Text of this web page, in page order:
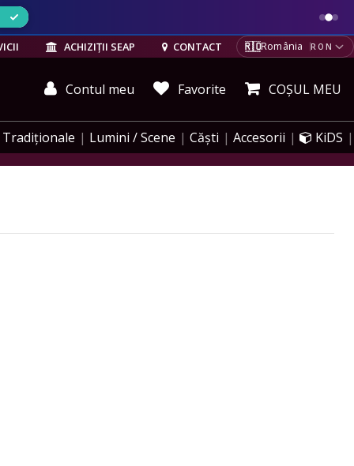
ACHIZIȚII SEAP CONTACT 🇷🇴România RON
Contul meu Favorite COȘUL MEU
Tradiționale Lumini / Scene Căști Accesorii KiDS